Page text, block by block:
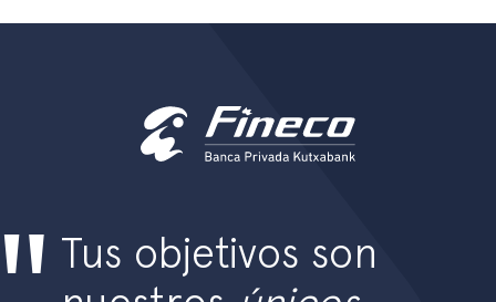
Tus objetivos son